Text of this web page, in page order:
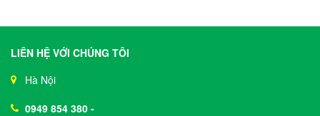
LIÊN HỆ VỚI CHÚNG TÔI
Hà Nội
0949 854 380 -